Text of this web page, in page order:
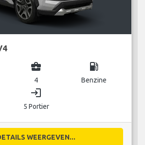
business_center
4
local_gas_station
Benzine
login
5 Portier
WEERGEVEN...